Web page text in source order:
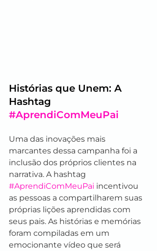
Histórias que Unem: A
Hashtag
#AprendiComMeuPai
Uma das inovações mais
marcantes dessa campanha foi a
inclusão dos próprios clientes na
narrativa. A hashtag
#AprendiComMeuPai incentivou
as pessoas a compartilharem suas
próprias lições aprendidas com
seus pais. As histórias e memórias
foram compiladas em um
emocionante vídeo que será